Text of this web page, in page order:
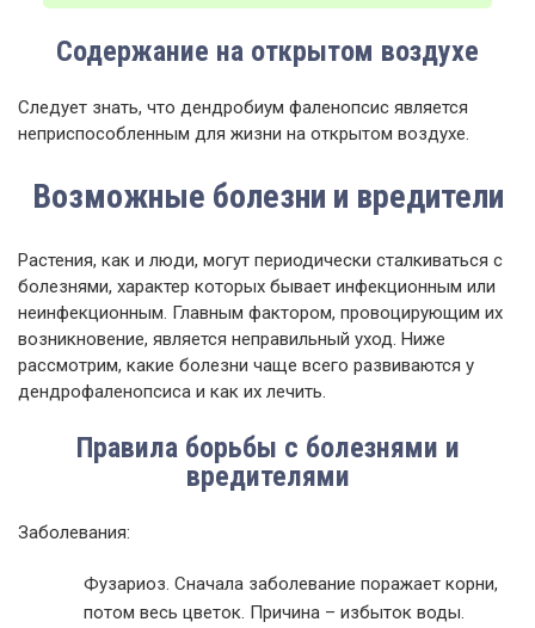
Содержание на открытом воздухе
Следует знать, что дендробиум фаленопсис является
неприспособленным для жизни на открытом воздухе.
Возможные болезни и вредители
Растения, как и люди, могут периодически сталкиваться с
болезнями, характер которых бывает инфекционным или
неинфекционным. Главным фактором, провоцирующим их
возникновение, является неправильный уход. Ниже
рассмотрим, какие болезни чаще всего развиваются у
дендрофаленопсиса и как их лечить.
Правила борьбы с болезнями и
вредителями
Заболевания:
Фузариоз. Сначала заболевание поражает корни,
потом весь цветок. Причина – избыток воды.